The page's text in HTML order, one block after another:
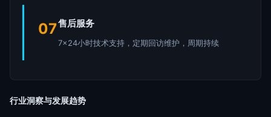
07售后服务
7×24小时技术支持，定期回访维护，周期持续
行业洞察与发展趋势